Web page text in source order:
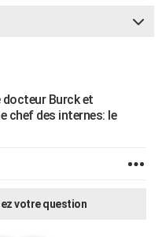
Burck et
chef des internes: le
votre question